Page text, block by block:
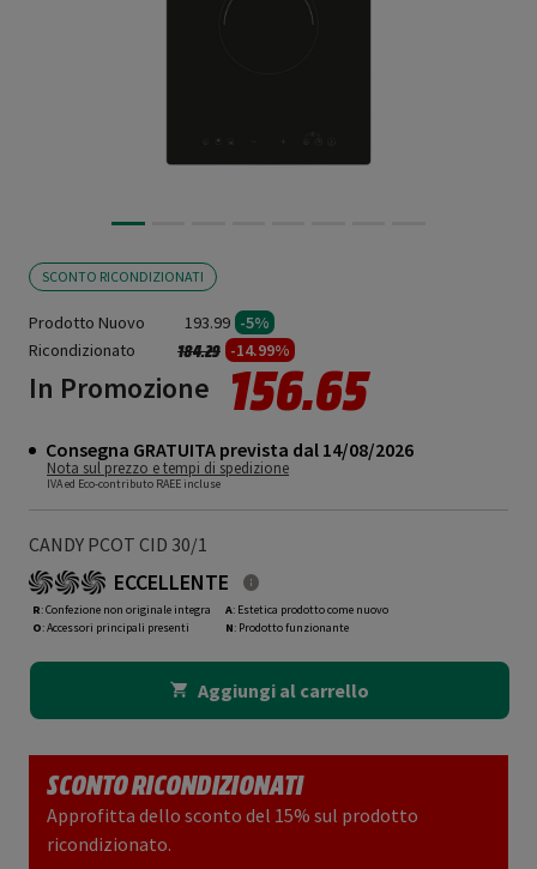
SCONTO RICONDIZIONATI
Prodotto Nuovo 193.99 -5%
Ricondizionato
Prezzo ridotto da
184.29a -14.99%
In Promozione 156.65
Consegna GRATUITA prevista dal 14/08/2026
Nota sul prezzo e tempi di spedizione
IVA ed Eco-contributo RAEE incluse
CANDY PCOT CID 30/1
ECCELLENTE
R: Confezione non originale integra
O: Accessori principali presenti
A: Estetica prodotto come nuovo
N: Prodotto funzionante
Aggiungi al carrello
SCONTO RICONDIZIONATI
Approfitta dello sconto del 15% sul prodotto
ricondizionato.